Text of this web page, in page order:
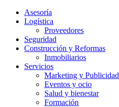
Asesoría
Logística
Proveedores
Seguridad
Construcción y Reformas
Inmobiliarios
Servicios
Marketing y Publicidad
Eventos y ocio
Salud y bienestar
Formación